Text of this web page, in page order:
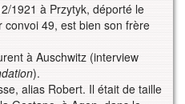
1921 à Przytyk, déporté le
49, est bien son frère
à Auschwitz (interview
).
alias Robert. Il était de taille